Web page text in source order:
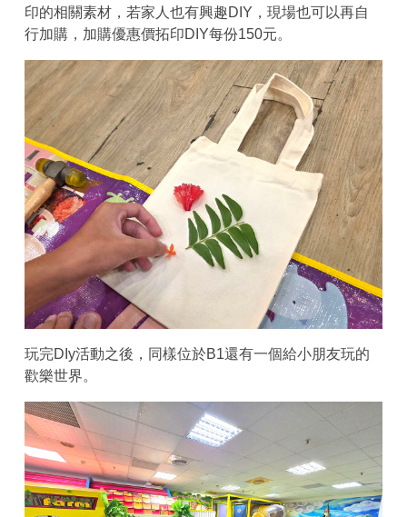
印的相關素材，若家人也有興趣DIY，現場也可以再自
行加購，加購優惠價拓印DIY每份150元。
玩完DIy活動之後，同樣位於B1還有一個給小朋友玩的
歡樂世界。